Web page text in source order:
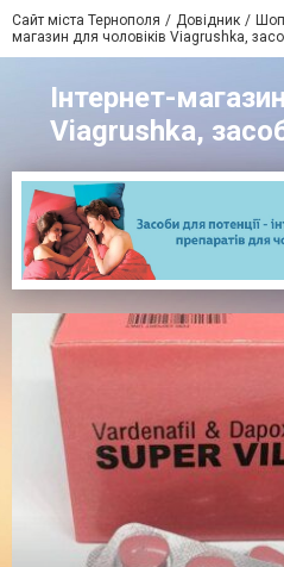
Сайт міста Тернополя Довідник
магазин для чоловіків Viagrushka,
Інтернет-
Viagrushka,